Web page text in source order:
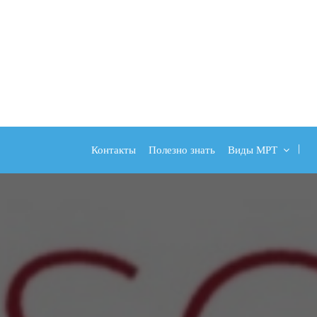
Контакты Полезно знать Виды МРТ